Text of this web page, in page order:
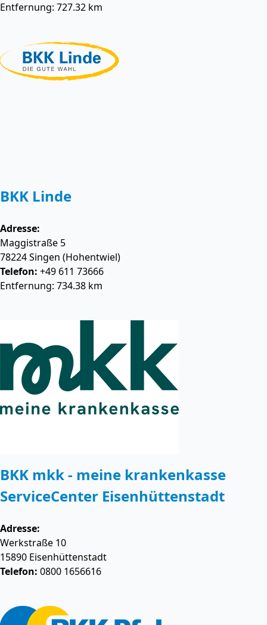
Entfernung: 727.32 km
BKK Linde
Adresse:
Maggistraße 5
78224Singen (Hohentwiel)
Telefon: +49 611 73666
Entfernung: 734.38 km
BKK mkk - meine krankenkasse
ServiceCenter Eisenhüttenstadt
Adresse:
Werkstraße 10
15890 Eisenhüttenstadt
Telefon: 0800 1656616